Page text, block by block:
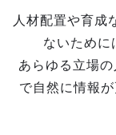
人材配置や育成
ないために
あらゆる立場の
で自然に情報